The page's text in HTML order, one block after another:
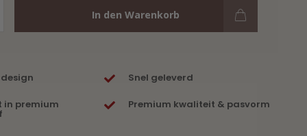
In den Warenkorb
Snel geleverd
in premium Premium kwaliteit & pasvorm